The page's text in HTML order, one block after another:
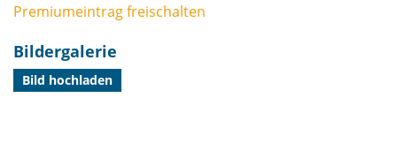
Premiumeintrag freischalten
Bildergalerie
Bild hochladen